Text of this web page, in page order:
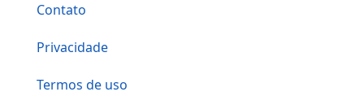
Contato
Privacidade
Termos de uso